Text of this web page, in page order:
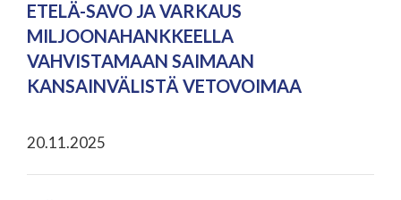
ETELÄ-SAVO JA VARKAUS
MILJOONAHANKKEELLA
VAHVISTAMAAN SAIMAAN
KANSAINVÄLISTÄ VETOVOIMAA
20.11.2025